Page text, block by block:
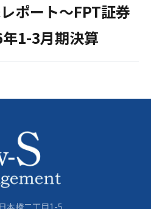
ポート～FPT証券
1-3月期決算
本橋二丁目1-5